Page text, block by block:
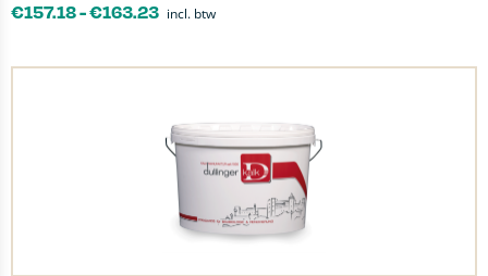
€157.18-€163.23 incl. btw